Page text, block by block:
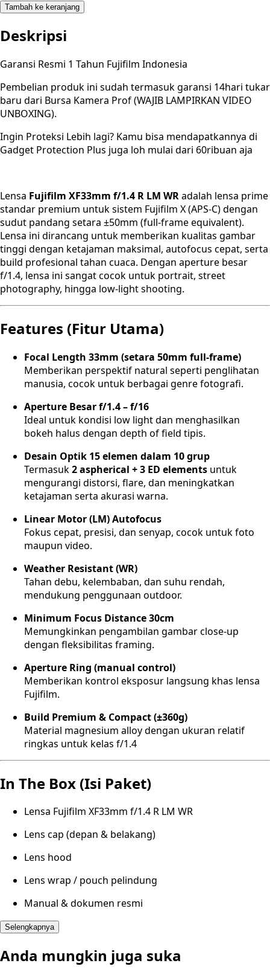
Tambah ke keranjang
Deskripsi
Garansi Resmi 1 Tahun Fujifilm Indonesia
Pembelian produk ini sudah termasuk garansi 14hari tukar
baru dari Bursa Kamera Prof (WAJIB LAMPIRKAN VIDEO
UNBOXING).
Ingin Proteksi Lebih lagi? Kamu bisa mendapatkannya di
Gadget Protection Plus juga loh mulai dari 60ribuan aja
Lensa Fujifilm XF33mm f/1.4 R LM WRadalah lensa prime
standar premium untuk sistem Fujifilm X (APS-C) dengan
sudut pandang setara ±50mm (full-frame equivalent).
Lensa ini dirancang untuk memberikan kualitas gambar
tinggi dengan ketajaman maksimal, autofocus cepat, serta
build profesional tahan cuaca. Dengan aperture besar
f/1.4, lensa ini sangat cocok untuk portrait, street
photography, hingga low-light shooting.
Features (Fitur Utama)
Focal Length 33mm (setara 50mm full-frame)
Memberikan perspektif natural seperti penglihatan
manusia, cocok untuk berbagai genre fotografi.
Aperture Besar f/1.4 – f/16
Ideal untuk kondisi low light dan menghasilkan
bokeh halus dengan depth of field tipis.
Desain Optik 15 elemen dalam 10 grup
Termasuk2 aspherical + 3 ED elements untuk
mengurangi distorsi, flare, dan meningkatkan
ketajaman serta akurasi warna.
Linear Motor (LM) Autofocus
Fokus cepat, presisi, dan senyap, cocok untuk foto
maupun video.
Weather Resistant (WR)
Tahan debu, kelembaban, dan suhu rendah,
mendukung penggunaan outdoor.
Minimum Focus Distance 30cm
Memungkinkan pengambilan gambar close-up
dengan fleksibilitas framing.
Aperture Ring (manual control)
Memberikan kontrol eksposur langsung khas lensa
Fujifilm.
Build Premium & Compact (±360g)
Material magnesium alloy dengan ukuran relatif
ringkas untuk kelas f/1.4
In The Box (Isi Paket)
Lensa Fujifilm XF33mm f/1.4 R LM WR
Lens cap (depan & belakang)
Lens hood
Lens wrap / pouch pelindung
Manual & dokumen resmi
Selengkapnya
Anda mungkin juga suka